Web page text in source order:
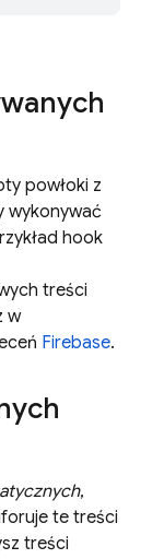
powłoki z
wykonywać
hook
treści
w
Firebase.
,
te treści
treści